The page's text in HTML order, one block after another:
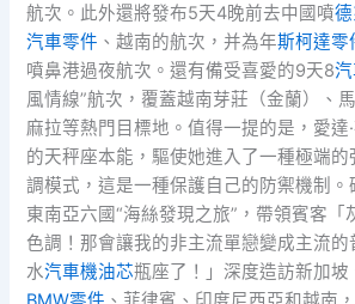
航次。此外還將發布5天4晚前去中國噴
汽車零件 、越南的航次，并為年斯柯達零
噴鼻港過夜航次。還有備受喜愛的9天8
風情線”航次，覆蓋越南芽莊（金蘭）、
麻拉等熱門目標地。值得一提的是，愛達
的天秤座本能，驅使她進入了一種極端的
調模式，這是一種保護自己的防禦機制。
東南亞六國“海絲發現之旅”，帶領賓客「
色調！那會讓我的非主流單戀變成主流
水汽車機油芯瓶座了！」深度造訪新加